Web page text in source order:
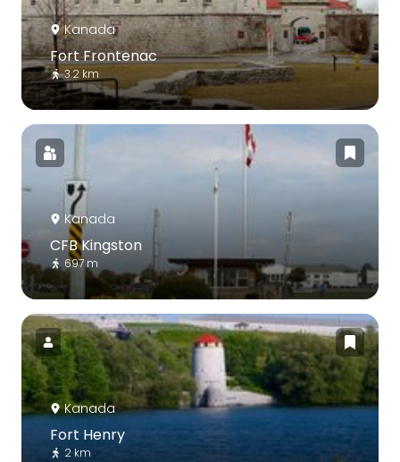
Kanada
Fort Frontenac
3.2 km
Kanada
CFB Kingston
697 m
Kanada
Fort Henry
2 km